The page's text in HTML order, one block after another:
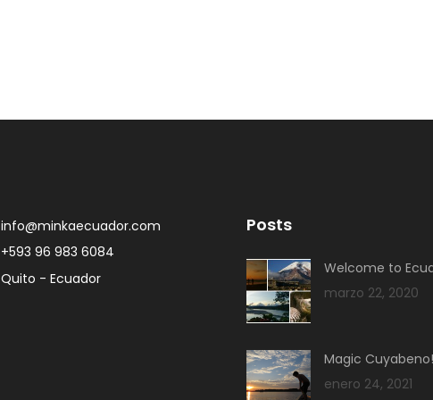
info@minkaecuador.com
+593 96 983 6084
Quito - Ecuador
Posts
Welcome to
marzo 22, 2020
Magic Cuyabeno!
enero 24, 2021